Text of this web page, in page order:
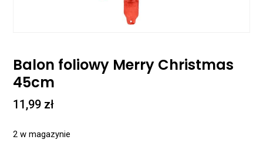
Balon foliowy Merry Christmas
45cm
11,99 zł
2 w magazynie